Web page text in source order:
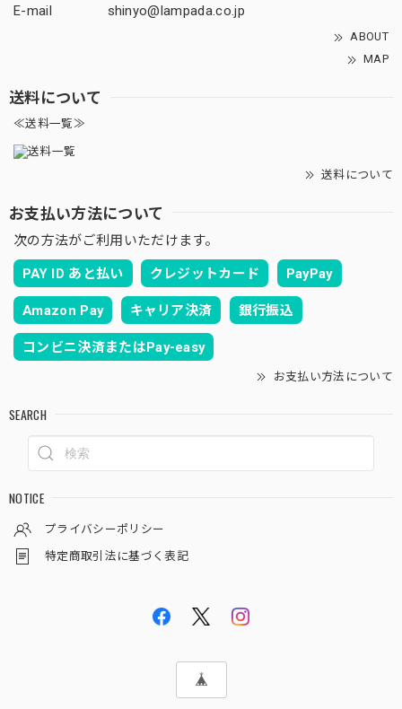
E-mail
shinyo@lampada.co.jp
ABOUT
MAP
送料について
≪送料一覧≫
送料について
お支払い方法について
次の方法がご利用いただけます。
PAY ID あと払い クレジットカード PayPay
Amazon Pay キャリア決済 銀行振込
コンビニ決済またはPay-easy
お支払い方法について
SEARCH
NOTICE
プライバシーポリシー
特定商取引法に基づく表記